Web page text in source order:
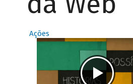
Ações